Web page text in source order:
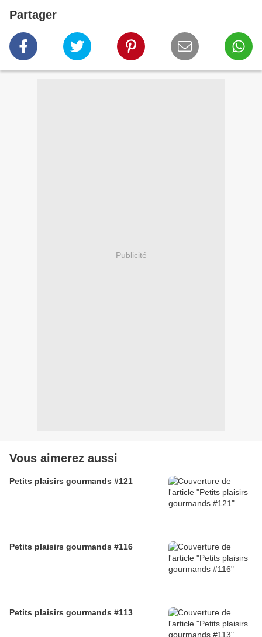
Partager
Publicité
Vous aimerez aussi
Petits plaisirs gourmands #121
Petits plaisirs gourmands #116
Petits plaisirs gourmands #113